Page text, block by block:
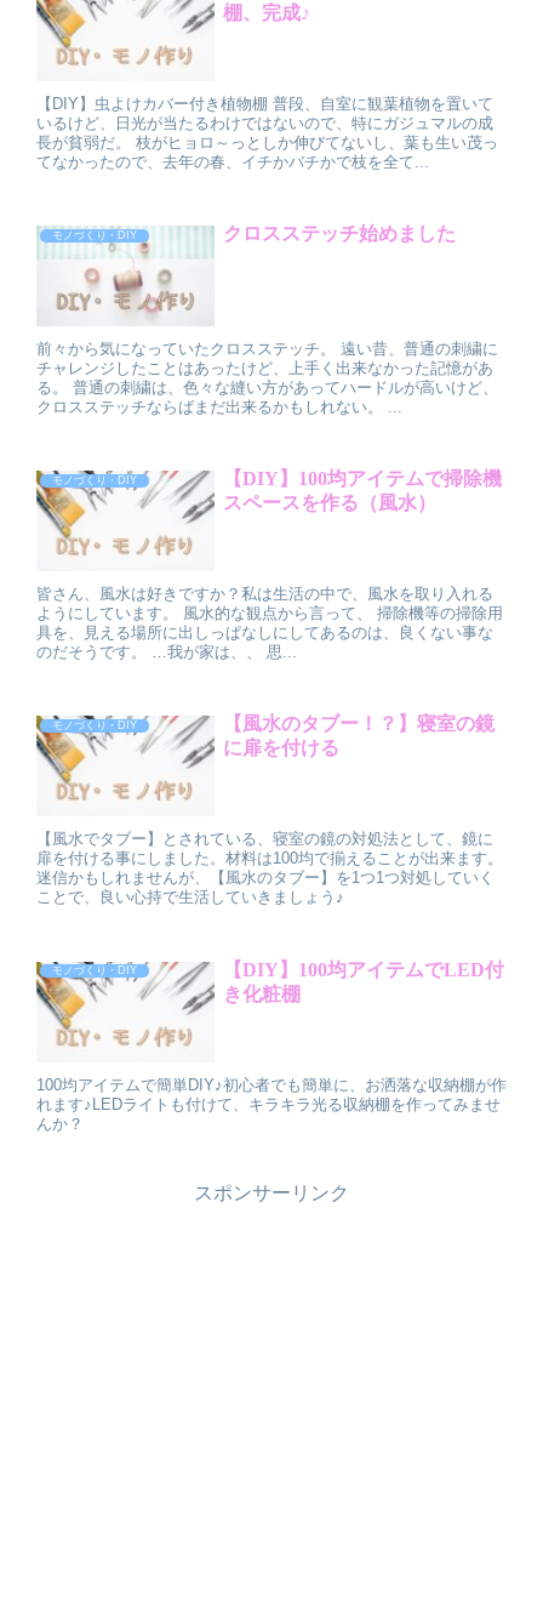
棚、完成♪
【DIY】虫よけカバー付き植物棚 普段、自室に観葉植物を置いて
いるけど、日光が当たるわけではないので、特にガジュマルの成
長が貧弱だ。 枝がヒョロ～っとしか伸びてないし、葉も生い茂っ
てなかったので、去年の春、イチかバチかで枝を全て...
モノづくり・DIY クロスステッチ始めました
前々から気になっていたクロスステッチ。 遠い昔、普通の刺繍に
チャレンジしたことはあったけど、上手く出来なかった記憶があ
る。 普通の刺繍は、色々な縫い方があってハードルが高いけど、
クロスステッチならばまだ出来るかもしれない。 ...
モノづくり・DIY
【DIY】100均アイテムで掃除機
スペースを作る（風水）
皆さん、風水は好きですか？私は生活の中で、風水を取り入れる
ようにしています。 風水的な観点から言って、 掃除機等の掃除用
具を、見える場所に出しっぱなしにしてあるのは、良くない事な
のだそうです。 …我が家は、、 思...
モノづくり・DIY
【風水のタブー！？】寝室の鏡
に扉を付ける
【風水でタブー】とされている、寝室の鏡の対処法として、鏡に
扉を付ける事にしました。材料は100均で揃えることが出来ます。
迷信かもしれませんが、【風水のタブー】を1つ1つ対処していく
ことで、良い心持で生活していきましょう♪
モノづくり・DIY
【DIY】100均アイテムでLED付
き化粧棚
100均アイテムで簡単DIY♪初心者でも簡単に、お洒落な収納棚が作
れます♪LEDライトも付けて、キラキラ光る収納棚を作ってみませ
んか？
スポンサーリンク